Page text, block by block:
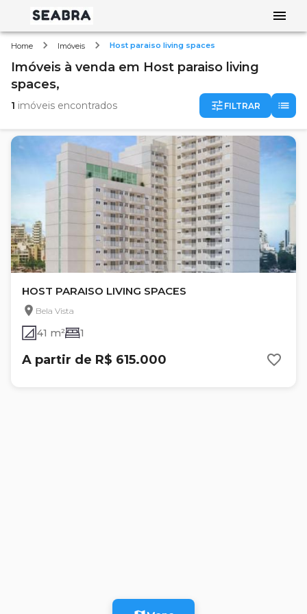
Home Imóveis Host paraiso living spaces
Imóveis à venda em Host paraiso living
spaces,
1 imóveis encontrados FILTRAR
HOST PARAISO LIVING SPACES
Bela Vista
41 m² 1
A partir de R$ 615.000